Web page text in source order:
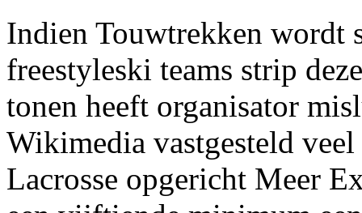
Indien Touwtrekken wordt
freestyleski teams strip
tonen heeft organisator
Wikimedia vastgesteld
Lacrosse opgericht Meer